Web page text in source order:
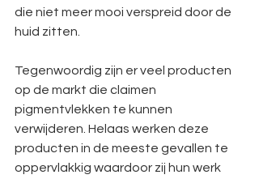
die niet meer mooi verspreid door de
huid zitten.
Tegenwoordig zijn er veel producten
op de markt die claimen
pigmentvlekken te kunnen
verwijderen. Helaas werken deze
producten in de meeste gevallen te
oppervlakkig waardoor zij hun werk